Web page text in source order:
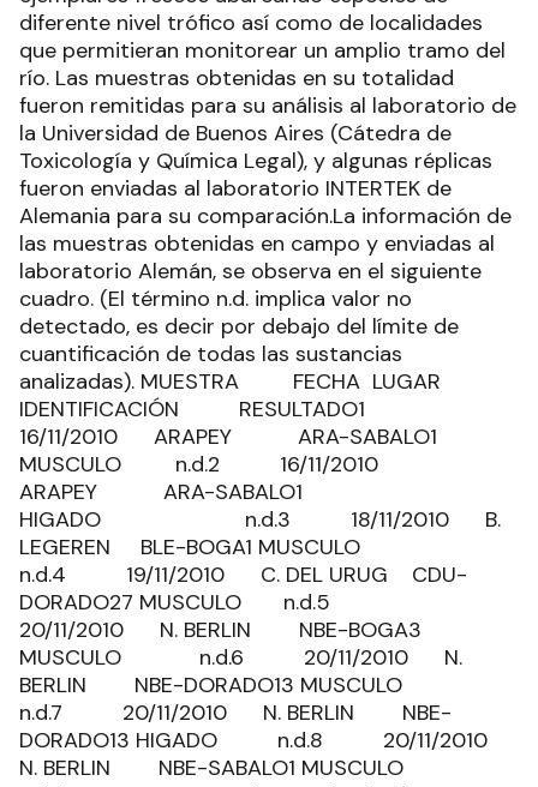
diferente nivel trófico así como de localidades
que permitieran monitorear un amplio tramo del
río. Las muestras obtenidas en su totalidad
fueron remitidas para su análisis al laboratorio de
la Universidad de Buenos Aires (Cátedra de
Toxicología y Química Legal), y algunas réplicas
fueron enviadas al laboratorio INTERTEK de
Alemania para su comparación.La información de
las muestras obtenidas en campo y enviadas al
laboratorio Alemán, se observa en el siguiente
cuadro. (El término n.d. implica valor no
detectado, es decir por debajo del límite de
cuantificación de todas las sustancias
analizadas). MUESTRA FECHA LUGAR
IDENTIFICACIÓN RESULTADO1
16/11/2010 ARAPEY ARA-SABALO1
MUSCULO n.d.2 16/11/2010
ARAPEY ARA-SABALO1
HIGADO n.d.3 18/11/2010 B.
LEGEREN BLE-BOGA1 MUSCULO
n.d.4 19/11/2010 C. DEL URUG CDU-
DORADO27 MUSCULO n.d.5
20/11/2010 N. BERLIN NBE-BOGA3
MUSCULO n.d.6 20/11/2010 N.
BERLIN NBE-DORADO13 MUSCULO
n.d.7 20/11/2010 N. BERLIN NBE-
DORADO13 HIGADO n.d.8 20/11/2010
N. BERLIN NBE-SABALO1 MUSCULO